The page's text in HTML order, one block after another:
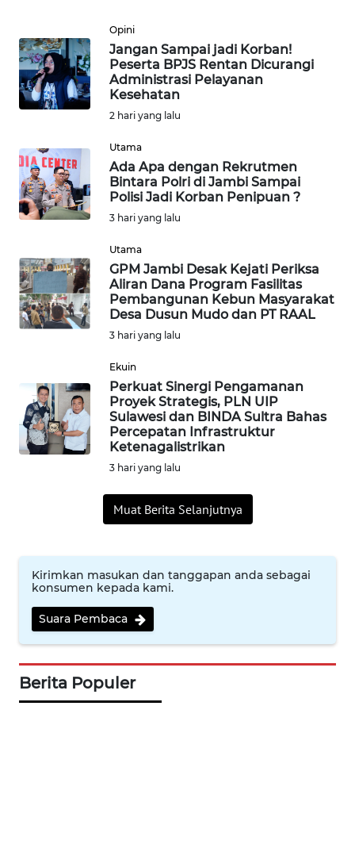
Opini
Jangan Sampai jadi Korban!
Peserta BPJS Rentan Dicurangi
Administrasi Pelayanan
Kesehatan
2 hari yang lalu
Utama
Ada Apa dengan Rekrutmen
Bintara Polri di Jambi Sampai
Polisi Jadi Korban Penipuan ?
3 hari yang lalu
Utama
GPM Jambi Desak Kejati Periksa
Aliran Dana Program Fasilitas
Pembangunan Kebun Masyarakat
Desa Dusun Mudo dan PT RAAL
3 hari yang lalu
Ekuin
Perkuat Sinergi Pengamanan
Proyek Strategis, PLN UIP
Sulawesi dan BINDA Sultra Bahas
Percepatan Infrastruktur
Ketenagalistrikan
3 hari yang lalu
Muat Berita Selanjutnya
Kirimkan masukan dan tanggapan anda sebagai
konsumen kepada kami.
Suara Pembaca
Berita Populer
SERIBU
WN
TANGERANG
WN
BINJAI
WN
CIREBON
WN
INDRAMAYU
WN
WN
MAJALENGKA
WN
SUBANG
WN
PURWAKARTA
WN
PRIANGAN
TIMUR
WN
SEMARANG